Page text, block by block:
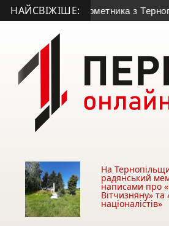
НАЙСВІЖІШЕ:
гранатометника з
На
радянський
написами про
Вітчизняну»
націоналістів»